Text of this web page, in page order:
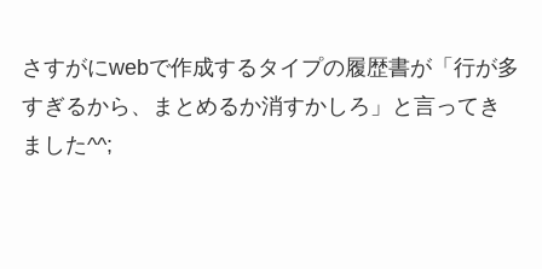
さすがにwebで作成するタイプの履歴書が「行が多
すぎるから、まとめるか消すかしろ」と言ってき
ました^^;